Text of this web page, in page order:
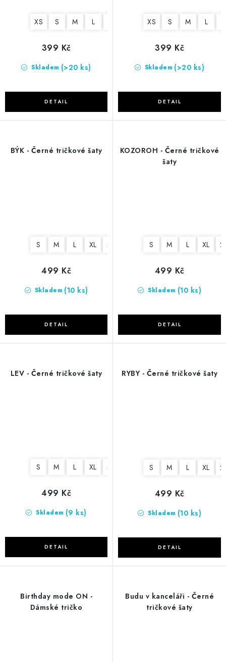
XS S M L
Skladem (>20 ks)
399 Kč
XS S M L
Skladem (>20 ks)
399 Kč
BÝK - Černé tričkové šaty
S M L XL 2XL
Skladem (10 ks)
499 Kč
KOZOROH - Černé tričkové
šaty
S M L XL
Skladem (10 ks)
499 Kč
LEV - Černé tričkové šaty
S M L XL 2XL
Skladem (9 ks)
499 Kč
RYBY - Černé tričkové šaty
S M L XL
Skladem (10 ks)
499 Kč
Birthday mode ON -
Dámské tričko
Budu v kanceláři - Černé
tričkové šaty